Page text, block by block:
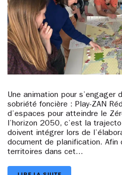
Une animation pour s’engager
sobriété foncière : Play-ZAN
d’espaces pour atteindre le
l’horizon 2050, c’est la
doivent intégrer lors de
document de planification. Afin
territoires dans cet...